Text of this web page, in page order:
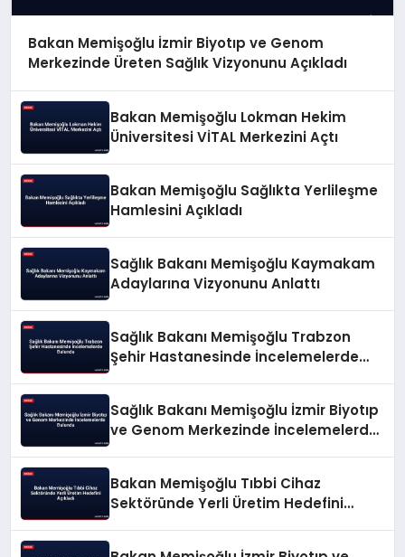
Bakan Memişoğlu İzmir Biyotıp ve Genom
Merkezinde Üreten Sağlık Vizyonunu Açıkladı
Bakan Memişoğlu Lokman Hekim
Üniversitesi VİTAL Merkezini Açtı
Bakan Memişoğlu Sağlıkta Yerlileşme
Hamlesini Açıkladı
Sağlık Bakanı Memişoğlu Kaymakam
Adaylarına Vizyonunu Anlattı
Sağlık Bakanı Memişoğlu Trabzon
Şehir Hastanesinde İncelemelerde
Sağlık Bakanı Memişoğlu İzmir Biyotıp
ve Genom Merkezinde İncelemelerde
Bakan Memişoğlu Tıbbi Cihaz
Sektöründe Yerli Üretim Hedefini